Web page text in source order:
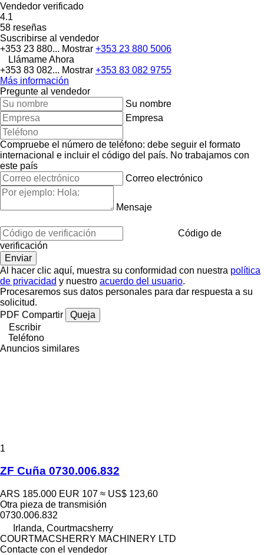
Vendedor verificado
4.1
58 reseñas
Suscribirse al vendedor
+353 23 880... Mostrar +353 23 880 5006
Llámame Ahora
+353 83 082... Mostrar +353 83 082 9755
Más información
Pregunte al vendedor
Su nombre
Empresa
Compruebe el número de teléfono: debe seguir el formato
internacional e incluir el código del país. No trabajamos con
este país
Correo electrónico
Mensaje
Código de
verificación
Al hacer clic aquí, muestra su conformidad con nuestra política
de privacidad y nuestro acuerdo del usuario.
Procesaremos sus datos personales para dar respuesta a su
solicitud.
PDF Compartir
Queja
Escribir
Teléfono
Anuncios similares
1
ZF Cuña 0730.006.832
ARS 185.000 EUR 107 ≈ US$ 123,60
Otra pieza de transmisión
0730.006.832
Irlanda, Courtmacsherry
COURTMACSHERRY MACHINERY LTD
Contacte con el vendedor